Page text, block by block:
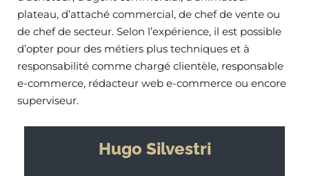
plateau, d’attaché commercial, de chef de vente ou
de chef de secteur. Selon l’expérience, il est possible
d’opter pour des métiers plus techniques et à
responsabilité comme chargé clientèle, responsable
e-commerce, rédacteur web e-commerce ou encore
superviseur.
Hugo Silvestri